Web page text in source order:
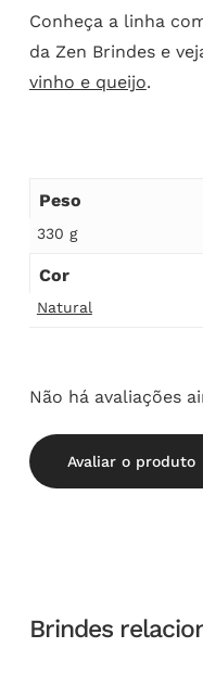
Conheça a linha
da Zen Brindes e
vinho e queijo.
Peso
330 g
Cor
Natural
Não há avaliações
Avaliar o produto
Brindes